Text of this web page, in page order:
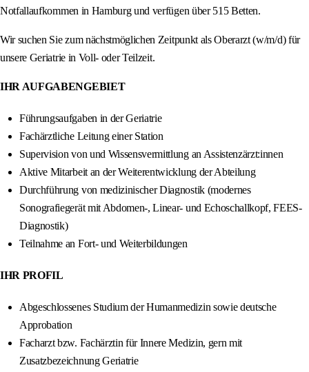
Notfallaufkommen in Hamburg und verfügen über 515 Betten.
Wir suchen Sie zum nächstmöglichen Zeitpunkt als Oberarzt (w/m/d) für
unsere Geriatrie in Voll- oder Teilzeit.
IHR AUFGABENGEBIET
Führungsaufgaben in der Geriatrie
Fachärztliche Leitung einer Station
Supervision von und Wissensvermittlung an Assistenzärzt:innen
Aktive Mitarbeit an der Weiterentwicklung der Abteilung
Durchführung von medizinischer Diagnostik (modernes
Sonografiegerät mit Abdomen-, Linear- und Echoschallkopf, FEES-
Diagnostik)
Teilnahme an Fort- und Weiterbildungen
IHR PROFIL
Abgeschlossenes Studium der Humanmedizin sowie deutsche
Approbation
Facharzt bzw. Fachärztin für Innere Medizin, gern mit
Zusatzbezeichnung Geriatrie